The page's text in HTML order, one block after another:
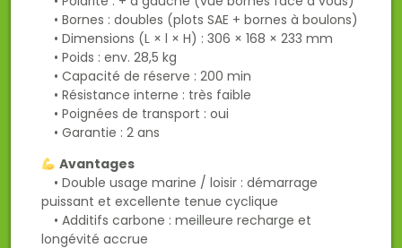
• Bornes : doubles (plots SAE + bornes à boulons)
• Dimensions (L × l × H) : 306 × 168 × 233 mm
• Poids : env. 28,5 kg
• Capacité de réserve : 200 min
• Résistance interne : très faible
• Poignées de transport : oui
• Garantie : 2 ans
Avantages
• Double usage marine / loisir : démarrage
puissant et excellente tenue cyclique
• Additifs carbone : meilleure recharge et
longévité accrue